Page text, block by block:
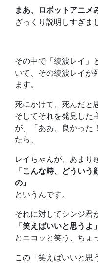
まあ、ロボットアニメ
ざっくり説明しすぎま
その中で「綾波レイ」
いて、その綾波レイが
ます。
死にかけて、死んだと
そしてそれを発見した
が、「ああ、良かった
たら、
レイちゃんが、あまり
「こんな時、どうい
の」
というんです。
それに対してシンジ君
「笑えばいいと思うよ」
とニコッと笑う、ちょ
この「笑えばいいと思